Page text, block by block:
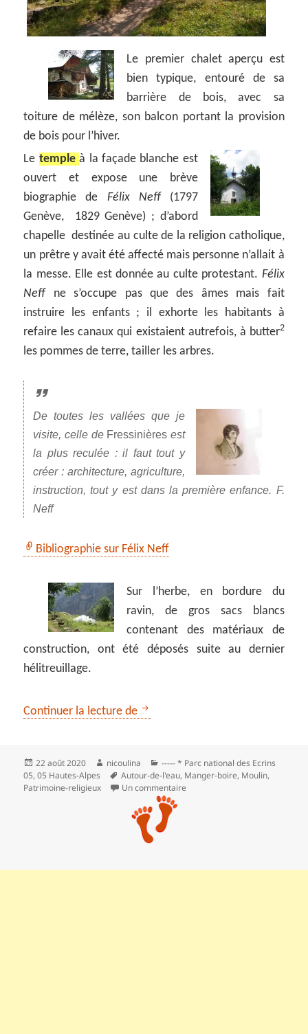
Le premier chalet aperçu est
bien typique, entouré de sa
barrière de bois, avec sa
toiture de mélèze, son balcon portant la provision
de bois pour l’hiver.
Le temple à la façade blanche est
ouvert et expose une brève
biographie de Félix Neff(1797
Genève, 1829 Genève) ; d’abord
chapelle destinée au culte de la religion catholique,
un prêtre y avait été affecté mais personne n’allait à
la messe. Elle est donnée au culte protestant. Félix
Neff ne s’occupe pas que des âmes mais fait
instruire les enfants ; il exhorte les habitants à
refaire les canaux qui existaient autrefois, à butter2
les pommes de terre, tailler les arbres.
De toutes les vallées que je
visite, celle deFressinières est
la plus reculée : il faut tout y
créer : architecture, agriculture,
instruction, tout y est dans la première enfance. F.
Neff
Bibliographie sur Félix Neff
Sur l’herbe, en bordure du
ravin, de gros sacs blancs
contenant des matériaux de
construction, ont été déposés suite au dernier
hélitreuillage.
Continuer la lecture de Dormillouse, accessible
Publié
le
22 août 2020 Auteur
nicoulina Catégories
----- * Parc national des Ecrins
05,05 Hautes-Alpes Mots-
clés
Autour-de-l'eau, Manger-boire, Moulin,
Patrimoine-religieux
Un commentaire sur Dormillouse, accessible